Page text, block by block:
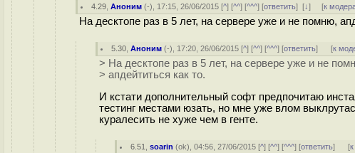
4.29 ,Аноним (-), 17:15, 26/06/2015 [^] [^^] [^^^] [ответить][↓] [к
На десктопе раз в 5 лет, на сервере уже и не помню,
5.30 ,Аноним (-), 17:20, 26/06/2015 [^] [^^] [^^^] [ответить] [к
> На десктопе раз в 5 лет, на сервере уже и не
> апдейтиться как то.
И кстати дополнительный софт предпочитаю
тестинг местами юзать, но мне уже влом
куралесить не хуже чем в генте.
6.51 ,soarin (ok), 04:56, 27/06/2015 [^] [^^] [^^^] [ответить] [